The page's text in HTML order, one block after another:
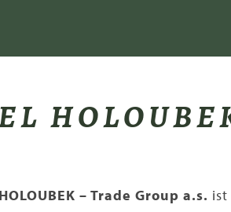
– Trade Group a.s.